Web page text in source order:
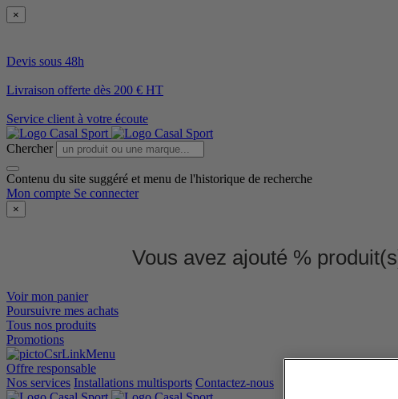
×
Devis sous 48h
Livraison offerte dès 200 € HT
Service client à votre écoute
Chercher
Contenu du site suggéré et menu de l'historique de recherche
Mon compte Se connecter
×
Vous avez ajouté %
Voir mon panier
Poursuivre mes achats
Tous nos produits
Promotions
Offre responsable
Nos services Installations multisports Contactez-nous